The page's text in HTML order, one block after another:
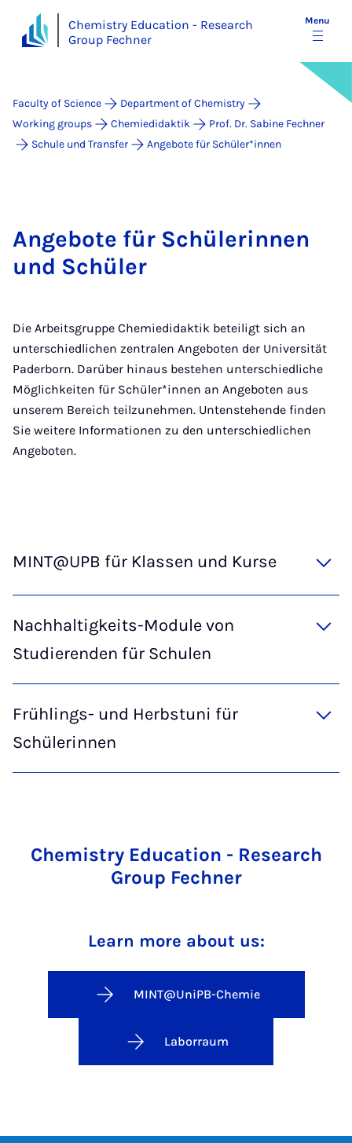
Chemistry Education - Research
Group Fechner
Menu
Faculty of Science
Department of Chemistry
Working groups
Chemiedidaktik
Prof. Dr. Sabine Fechner
Schule und Transfer
Angebote für Schüler*innen
Angebote für Schülerinnen
und Schüler
Die Arbeitsgruppe Chemiedidaktik beteiligt sich an
unterschiedlichen zentralen Angeboten der Universität
Paderborn. Darüber hinaus bestehen unterschiedliche
Möglichkeiten für Schüler*innen an Angeboten aus
unserem Bereich teilzunehmen. Untenstehende finden
Sie weitere Informationen zu den unterschiedlichen
Angeboten.
MINT@UPB für Klassen und Kurse
Nachhaltigkeits-Module von
Studierenden für Schulen
Frühlings- und Herbstuni für
Schülerinnen
Chemistry Education - Research
Group Fechner
Learn more about us:
MINT@UniPB-Chemie
Laborraum